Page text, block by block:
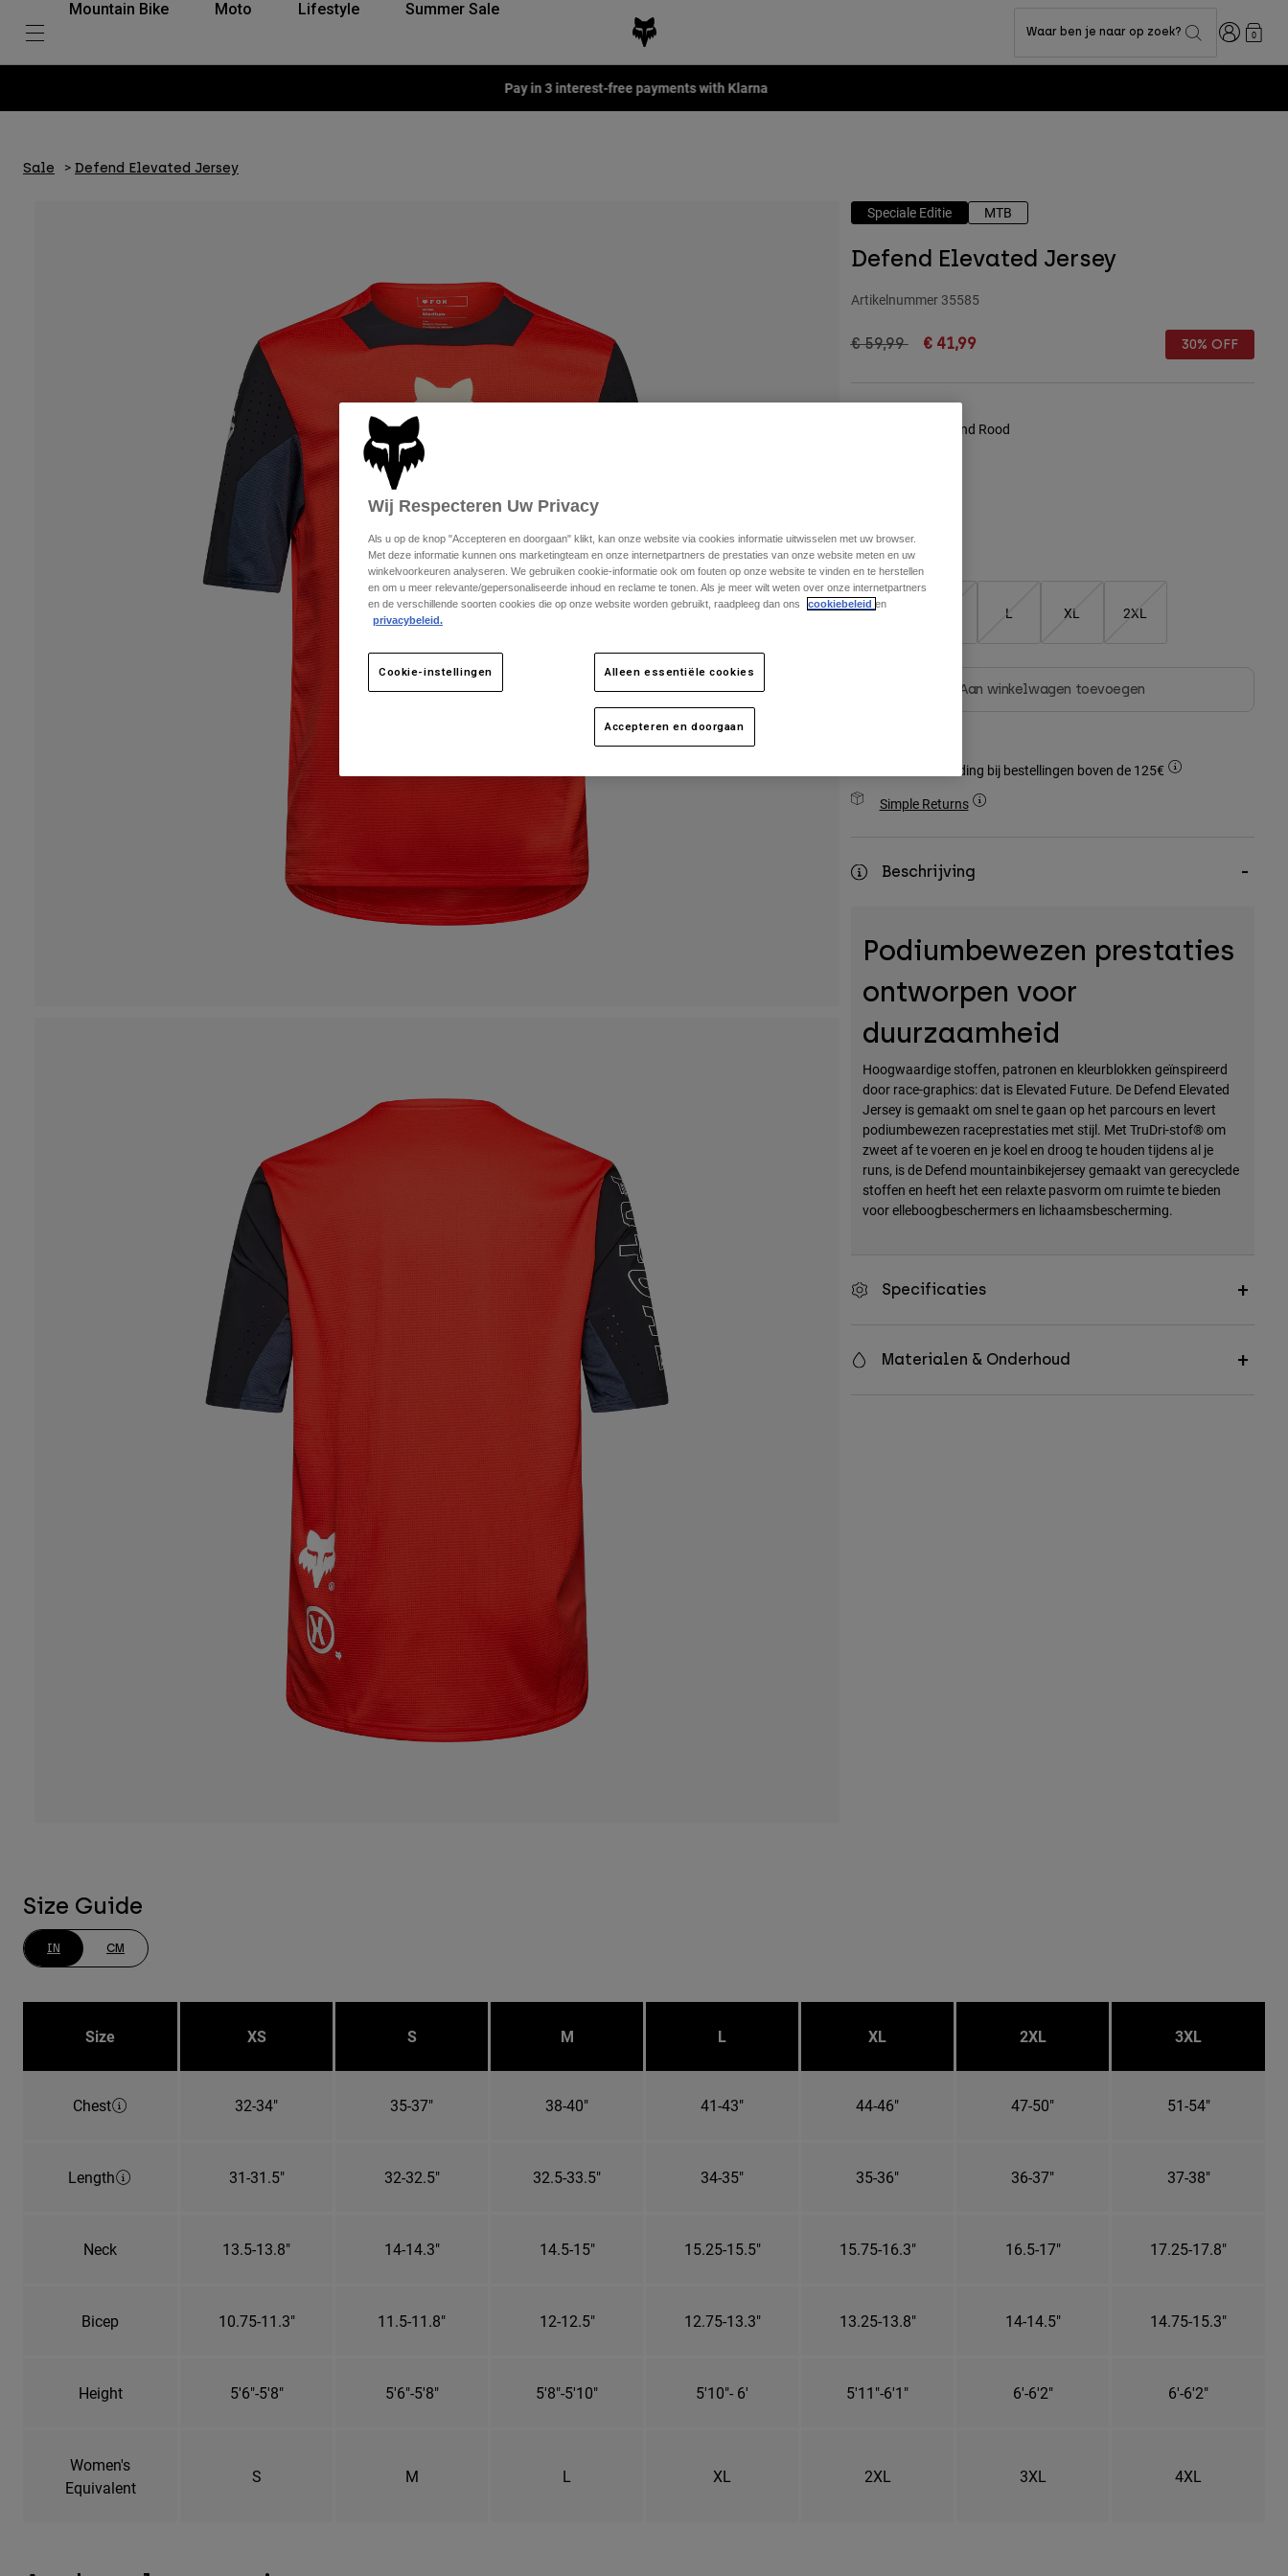
Mountain Bike Moto Lifestyle Summer Sale
Waar ben je naar op zoek? Inloggen
0
Pay in 3 interest-free payments with Klarna
Sale Defend Elevated Jersey
Speciale Editie MTB
Defend Elevated Jersey
Artikelnummer 35585
Price reduced from
€ 59,99to€ 41,99 30% OFF
Fluorescerend Rood
Matentabel
S L XL 2XL
Aan winkelwagen toevoegen
Gratis verzending bij bestellingen boven de 125€
Simple Returns
Beschrijving
Podiumbewezen prestaties
ontworpen voor
duurzaamheid
Hoogwaardige stoffen, patronen en kleurblokken geïnspireerd
door race-graphics: dat is Elevated Future. De Defend Elevated
Jersey is gemaakt om snel te gaan op het parcours en levert
podiumbewezen raceprestaties met stijl. Met TruDri-stof® om
zweet af te voeren en je koel en droog te houden tijdens al je
runs, is de Defend mountainbikejersey gemaakt van gerecyclede
stoffen en heeft het een relaxte pasvorm om ruimte te bieden
voor elleboogbeschermers en lichaamsbescherming.
Specificaties
Materialen & Onderhoud
Size Guide
IN CM
Size XS S M L XL 2XL 3XL
Chest 32-34" 35-37" 38-40" 41-43" 44-46" 47-50" 51-54"
Length 31-31.5" 32-32.5" 32.5-33.5" 34-35" 35-36" 36-37" 37-38"
Neck 13.5-13.8" 14-14.3" 14.5-15" 15.25-15.5" 15.75-16.3" 16.5-17" 17.25-17.8"
Bicep 10.75-11.3" 11.5-11.8" 12-12.5" 12.75-13.3" 13.25-13.8" 14-14.5" 14.75-15.3"
Height 5'6"-5'8" 5'6"-5'8" 5'8"-5'10" 5'10"- 6' 5'11"-6'1" 6'-6'2" 6'-6'2"
Women's
Equivalent
S M L XL 2XL 3XL 4XL
Wij Respecteren Uw Privacy
Als u op de knop "Accepteren en doorgaan" klikt, kan onze website via cookies informatie uitwisselen met uw browser.
Met deze informatie kunnen ons marketingteam en onze internetpartners de prestaties van onze website meten en uw
winkelvoorkeuren analyseren. We gebruiken cookie-informatie ook om fouten op onze website te vinden en te herstellen
en om u meer relevante/gepersonaliseerde inhoud en reclame te tonen. Als je meer wilt weten over onze internetpartners
en de verschillende soorten cookies die op onze website worden gebruikt, raadpleeg dan ons
cookiebeleid en
privacybeleid.
Cookie-instellingen Alleen essentiële cookies
Accepteren en doorgaan